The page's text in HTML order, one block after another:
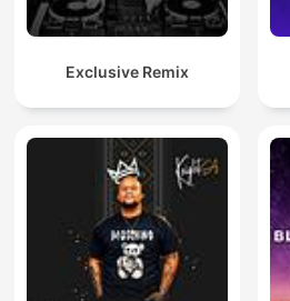
Exclusive Remix